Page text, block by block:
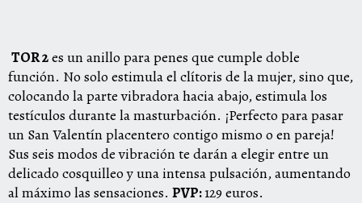
TOR 2es un anillo para penes que cumple doble
función. No solo estimula el clítoris de la mujer, sino que,
colocando la parte vibradora hacia abajo, estimula los
testículos durante la masturbación. ¡Perfecto para pasar
un San Valentín placentero contigo mismo o en pareja!
Sus seis modos de vibración te darán a elegir entre un
delicado cosquilleo y una intensa pulsación, aumentando
al máximo las sensaciones. PVP:129 euros.